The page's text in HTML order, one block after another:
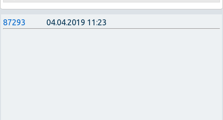
87293 04.04.2019 11:23